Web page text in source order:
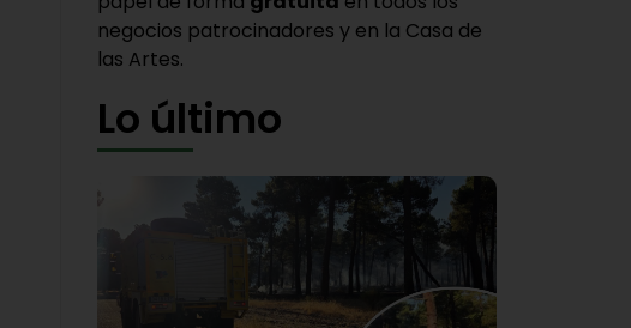
negocios patrocinadores y en la Casa de
las Artes.
Lo último